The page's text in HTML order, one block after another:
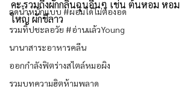
ลดน้ำหนักแบบ #ผอมได้ไม่ต้องอด
รวมทิปชะลอวัย #อ่านแล้วYoung
นานาสาระอาหารคลีน
ออกกำลังฟิตร่างสไตล์หมอผิง
รวมบทความฮิตห้ามพลาด
คะ รวมถึงผักกลิ่นฉุนอื่นๆ เช่น ต้นหอม หอม
ใหญ่ ผักชีลาว